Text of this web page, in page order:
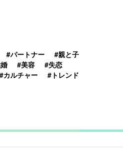
#パートナー
#親と子
#美容
#失恋
#カルチャー #トレンド